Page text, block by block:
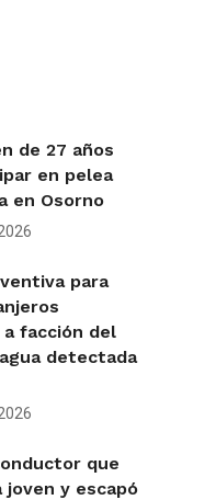
de 27 años
en pelea
en Osorno
para
facción del
detectada
que
y escapó